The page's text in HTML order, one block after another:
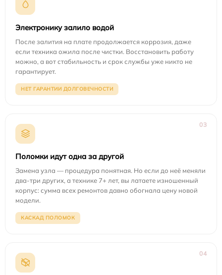
Электронику залило водой
После залития на плате продолжается коррозия, даже
если техника ожила после чистки. Восстановить работу
можно, а вот стабильность и срок службы уже никто не
гарантирует.
НЕТ ГАРАНТИИ ДОЛГОВЕЧНОСТИ
03
Поломки идут одна за другой
Замена узла — процедура понятная. Но если до неё меняли
два-три других, а технике 7+ лет, вы латаете изношенный
корпус: сумма всех ремонтов давно обогнала цену новой
модели.
КАСКАД ПОЛОМОК
04